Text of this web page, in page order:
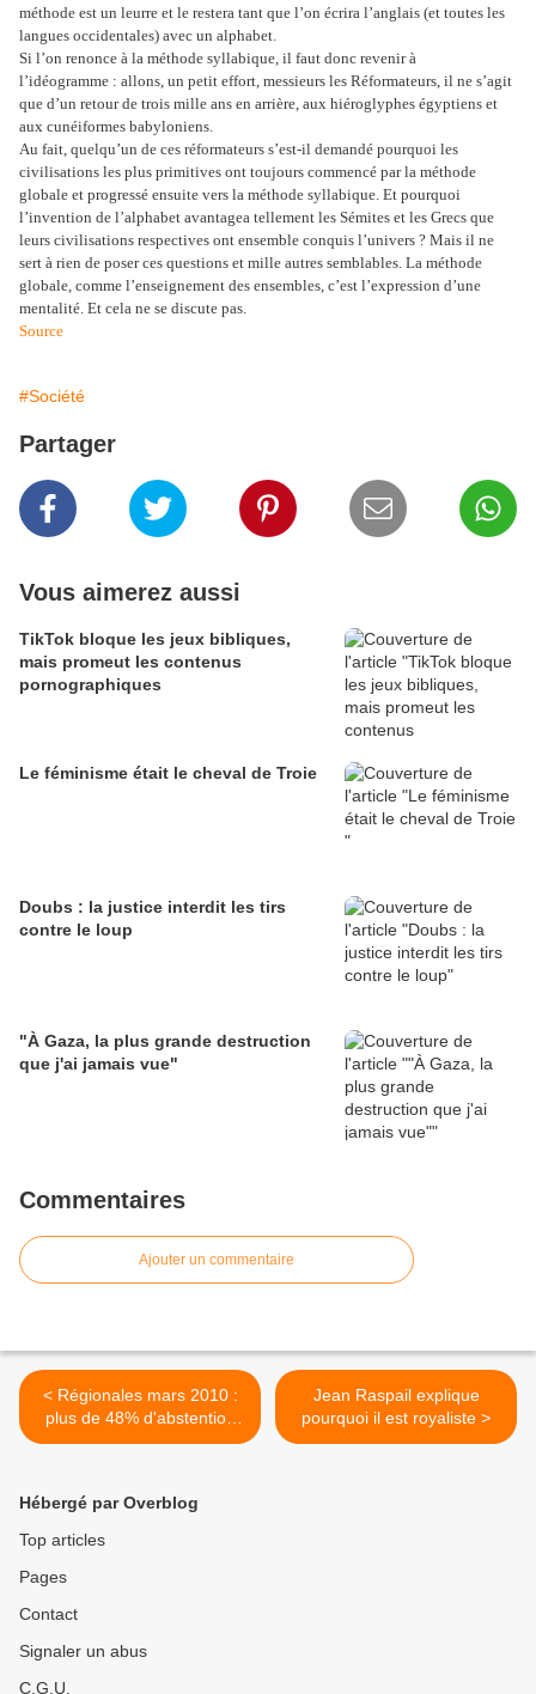
méthode est un leurre et le restera tant que l’on écrira l’anglais (et toutes les
langues occidentales) avec un alphabet.
Si l’on renonce à la méthode syllabique, il faut donc revenir à
l’idéogramme : allons, un petit effort, messieurs les Réformateurs, il ne s’agit
que d’un retour de trois mille ans en arrière, aux hiéroglyphes égyptiens et
aux cunéiformes babyloniens.
Au fait, quelqu’un de ces réformateurs s’est-il demandé pourquoi les
civilisations les plus primitives ont toujours commencé par la méthode
globale et progressé ensuite vers la méthode syllabique. Et pourquoi
l’invention de l’alphabet avantagea tellement les Sémites et les Grecs que
leurs civilisations respectives ont ensemble conquis l’univers ? Mais il ne
sert à rien de poser ces questions et mille autres semblables. La méthode
globale, comme l’enseignement des ensembles, c’est l’expression d’une
mentalité. Et cela ne se discute pas.
Source
#Société
Partager
Vous aimerez aussi
TikTok bloque les jeux bibliques,
mais promeut les contenus
pornographiques
Le féminisme était le cheval de Troie
Doubs : la justice interdit les tirs
contre le loup
"À Gaza, la plus grande destruction
que j'ai jamais vue"
Commentaires
Ajouter un commentaire
< Régionales mars 2010 :
plus de 48% d'abstention
au 2e tour
Jean Raspail explique
pourquoi il est royaliste >
Hébergé par Overblog
Top articles
Pages
Contact
Signaler un abus
C.G.U.